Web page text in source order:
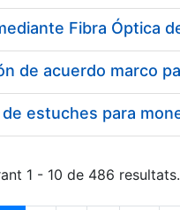
1 - 10 de 486 resultats.